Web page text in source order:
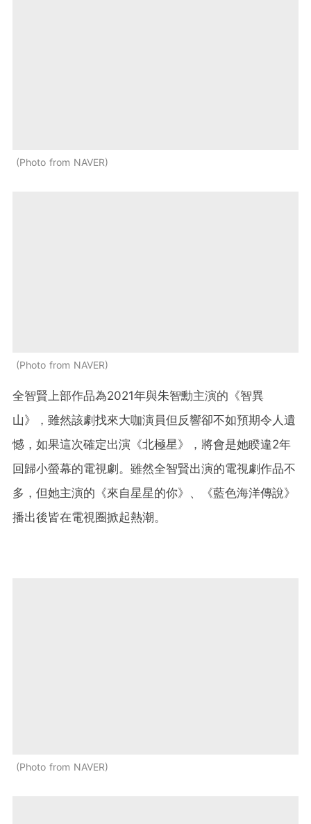
Photo from NAVER
Photo from NAVER
全智賢上部作品為2021年與朱智勳主演的《智異
山》，雖然該劇找來大咖演員但反響卻不如預期令人遺
憾，如果這次確定出演《北極星》，將會是她睽違2年
回歸小螢幕的電視劇。雖然全智賢出演的電視劇作品不
多，但她主演的《來自星星的你》、《藍色海洋傳說》
播出後皆在電視圈掀起熱潮。
Photo from NAVER